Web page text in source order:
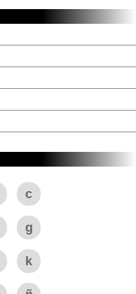
c
g
k